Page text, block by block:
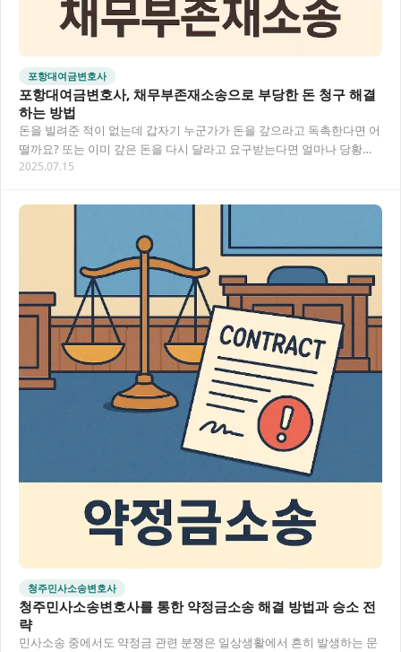
포항대여금변호사
포항대여금변호사, 채무부존재소송으로 부당한 돈 청구 해결
하는 방법
돈을 빌려준 적이 없는데 갑자기 누군가가 돈을 갚으라고 독촉한다면 어
떨까요? 또는 이미 갚은 돈을 다시 달라고 요구받는다면 얼마나 당황스
러울까요? 포항 지역에서 이러한 억울한 대여…
2025.07.15
청주민사소송변호사
청주민사소송변호사를 통한 약정금소송 해결 방법과 승소 전
략
민사소송 중에서도 약정금 관련 분쟁은 일상생활에서 흔히 발생하는 문